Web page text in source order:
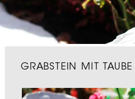
GRABSTEIN MIT TAUBE